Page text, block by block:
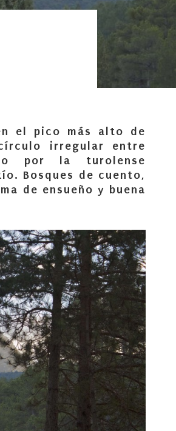
el pico más alto de
irregular entre
por la turolense
Bosques de cuento,
de ensueño y buena